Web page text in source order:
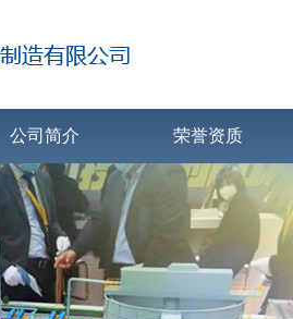
公司简介 荣誉资质